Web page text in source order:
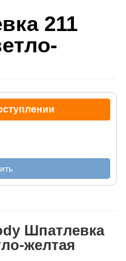
211
Шпатлевка
желтая